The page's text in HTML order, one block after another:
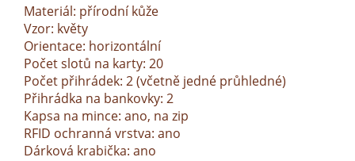
Materiál: přírodní kůže
Vzor: květy
Orientace: horizontální
Počet slotů na karty: 20
Počet přihrádek: 2 (včetně jedné průhledné)
Přihrádka na bankovky: 2
Kapsa na mince: ano, na zip
RFID ochranná vrstva: ano
Dárková krabička: ano